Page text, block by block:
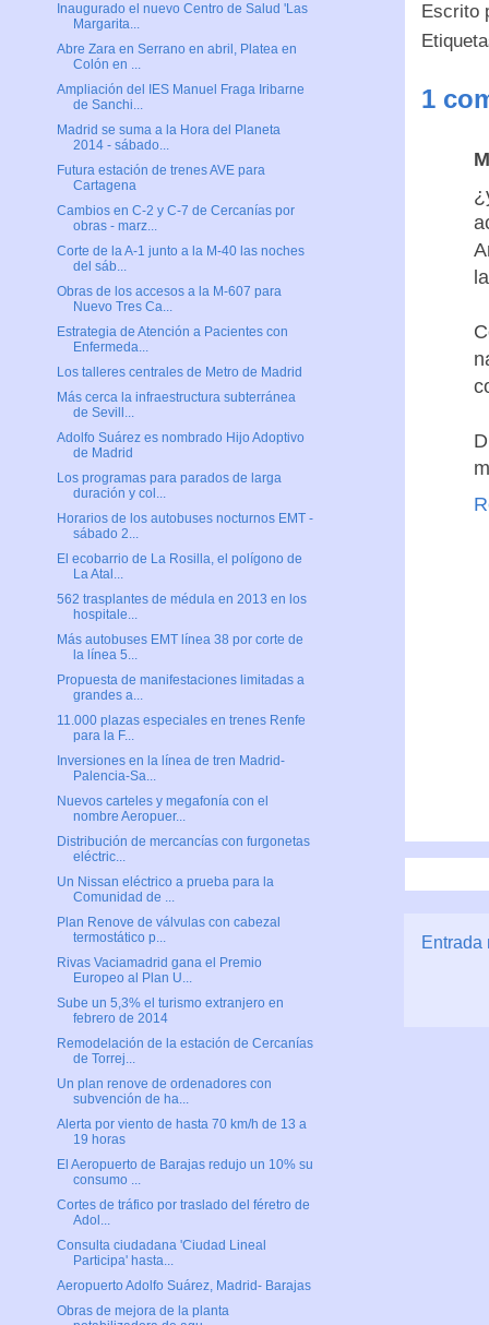
Escrito
1
Entrada
Inaugurado el nuevo Centro de Salud 'Las
Margarita...
Abre Zara en Serrano en abril, Platea en
Colón en ...
Ampliación del IES Manuel Fraga Iribarne
de Sanchi...
Madrid se suma a la Hora del Planeta
2014 - sábado...
Futura estación de trenes AVE para
Cartagena
Cambios en C-2 y C-7 de Cercanías por
obras - marz...
Corte de la A-1 junto a la M-40 las noches
del sáb...
Obras de los accesos a la M-607 para
Nuevo Tres Ca...
Estrategia de Atención a Pacientes con
Enfermeda...
Los talleres centrales de Metro de Madrid
Más cerca la infraestructura subterránea
de Sevill...
Adolfo Suárez es nombrado Hijo Adoptivo
de Madrid
Los programas para parados de larga
duración y col...
Horarios de los autobuses nocturnos EMT -
sábado 2...
El ecobarrio de La Rosilla, el polígono de
La Atal...
562 trasplantes de médula en 2013 en los
hospitale...
Más autobuses EMT línea 38 por corte de
la línea 5...
Propuesta de manifestaciones limitadas a
grandes a...
11.000 plazas especiales en trenes Renfe
para la F...
Inversiones en la línea de tren Madrid-
Palencia-Sa...
Nuevos carteles y megafonía con el
nombre Aeropuer...
Distribución de mercancías con furgonetas
eléctric...
Un Nissan eléctrico a prueba para la
Comunidad de ...
Plan Renove de válvulas con cabezal
termostático p...
Rivas Vaciamadrid gana el Premio
Europeo al Plan U...
Sube un 5,3% el turismo extranjero en
febrero de 2014
Remodelación de la estación de Cercanías
de Torrej...
Un plan renove de ordenadores con
subvención de ha...
Alerta por viento de hasta 70 km/h de 13 a
19 horas
El Aeropuerto de Barajas redujo un 10% su
consumo ...
Cortes de tráfico por traslado del féretro de
Adol...
Consulta ciudadana 'Ciudad Lineal
Participa' hasta...
Aeropuerto Adolfo Suárez, Madrid- Barajas
Obras de mejora de la planta